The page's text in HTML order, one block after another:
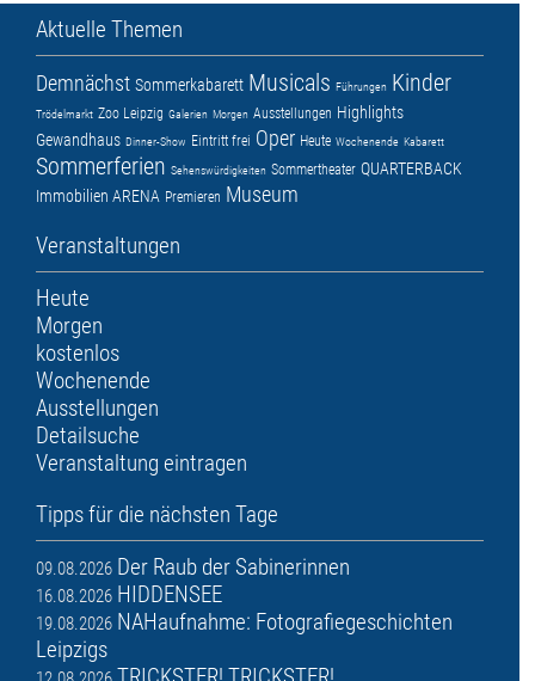
Aktuelle Themen
Demnächst Sommerkabarett Musicals Führungen Kinder
Trödelmarkt Zoo Leipzig Galerien Morgen Ausstellungen Highlights
Gewandhaus Dinner-Show Eintritt frei Oper Heute Wochenende Kabarett
Sommerferien Sehenswürdigkeiten Sommertheater QUARTERBACK
Immobilien ARENA Premieren Museum
Veranstaltungen
Heute
Morgen
kostenlos
Wochenende
Ausstellungen
Detailsuche
Veranstaltung eintragen
Tipps für die nächsten Tage
09.08.2026 Der Raub der Sabinerinnen
16.08.2026 HIDDENSEE
19.08.2026 NAHaufnahme: Fotografiegeschichten
Leipzigs